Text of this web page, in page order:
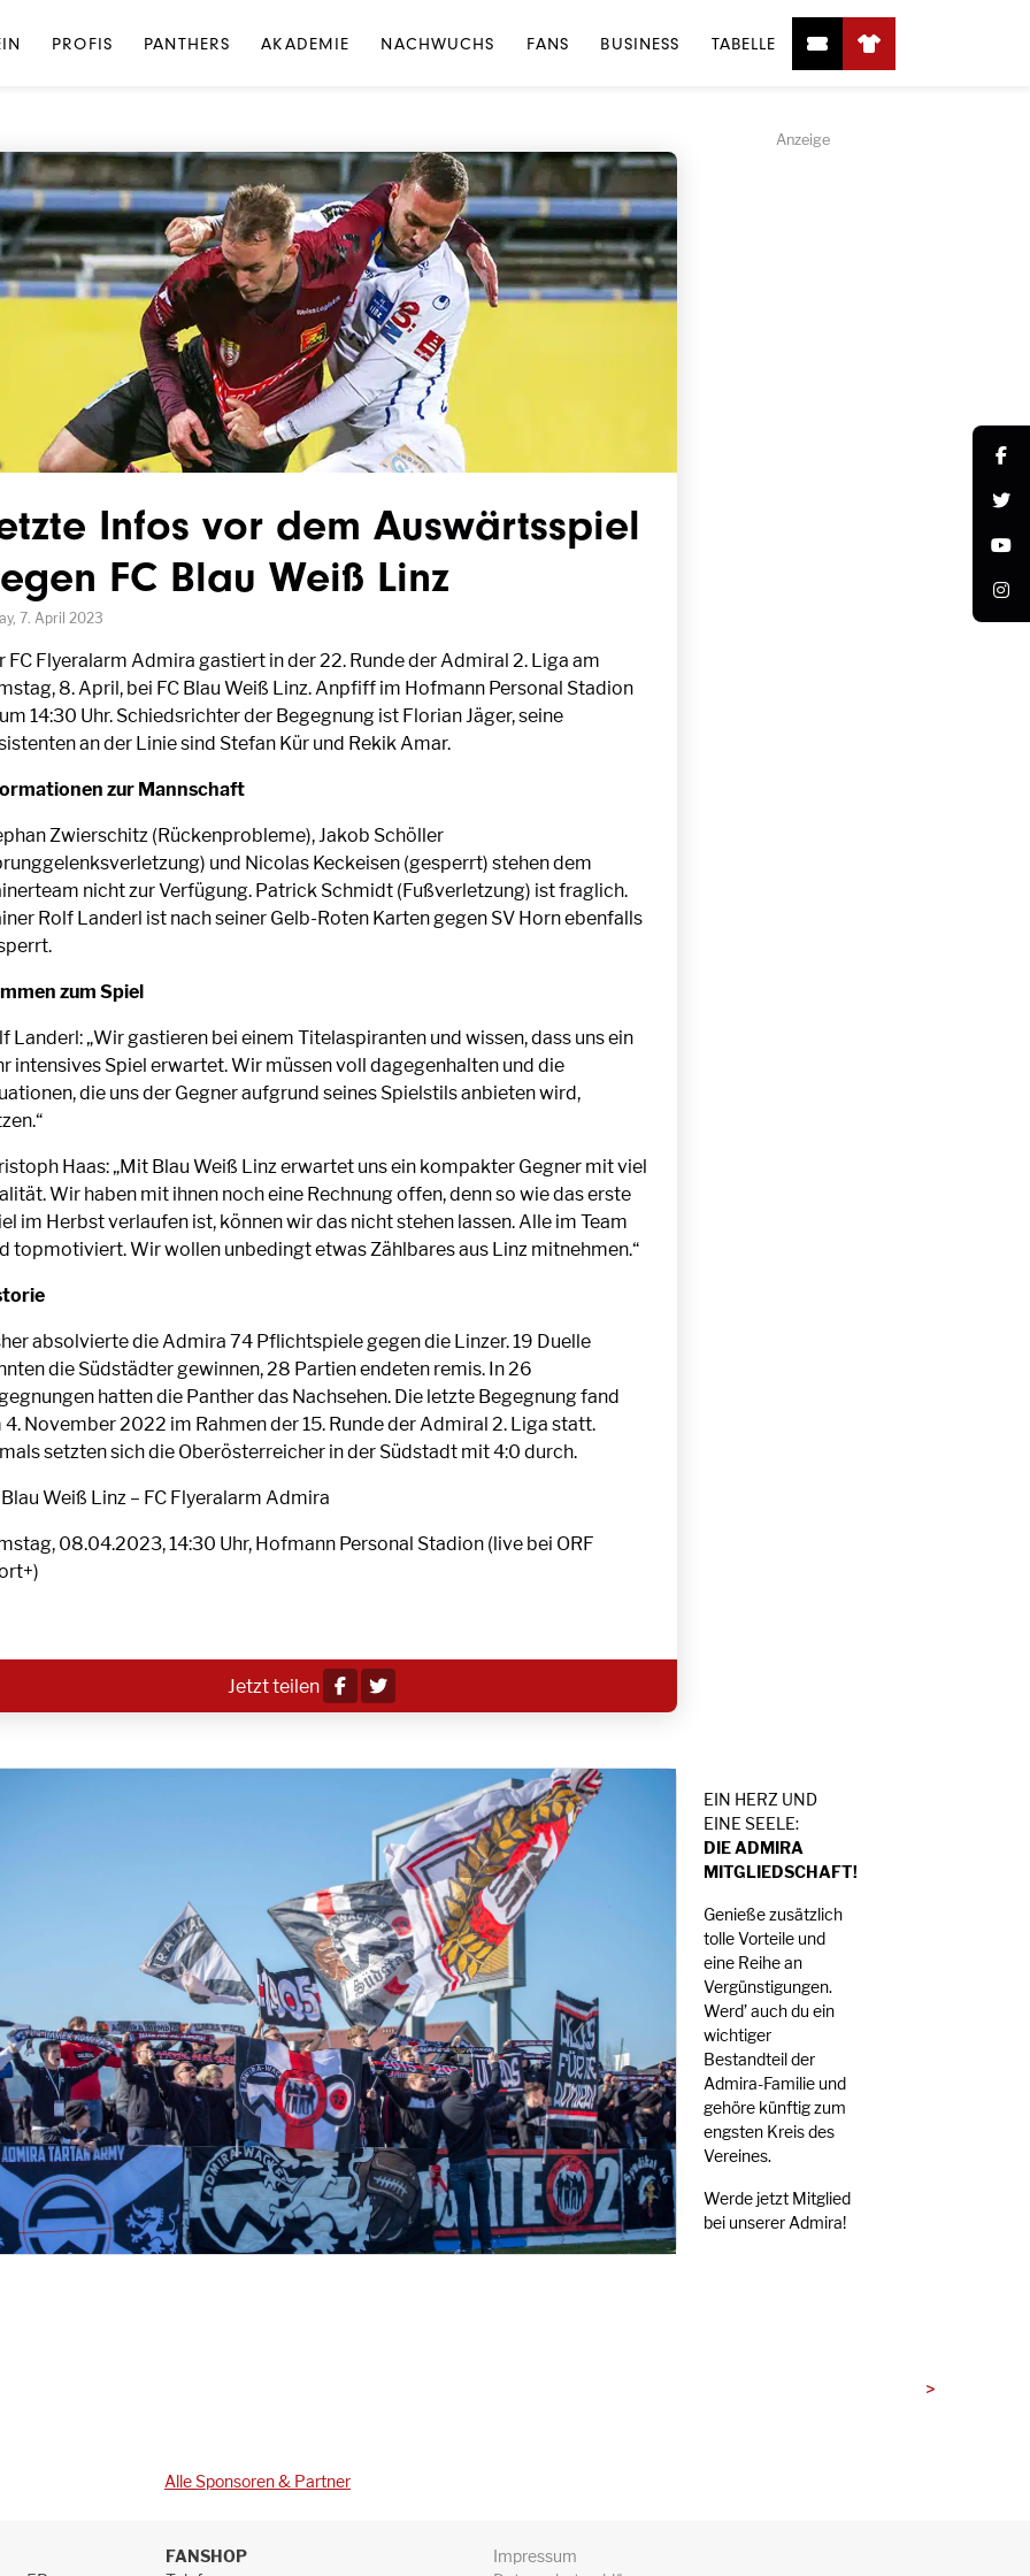
PROFIS PANTHERS AKADEMIE NACHWUCHS FANS BUSINESS TABELLE
Infos vor dem Auswärtsspiel
FC Blau Weiß Linz
7. April 2023
FC Flyeralarm Admira gastiert in der 22. Runde der Admiral 2. Liga am
8. April, bei FC Blau Weiß Linz. Anpfiff im Hofmann Personal Stadion
14:30 Uhr. Schiedsrichter der Begegnung ist Florian Jäger, seine
an der Linie sind Stefan Kür und Rekik Amar.
zur Mannschaft
Zwierschitz (Rückenprobleme), Jakob Schöller
und Nicolas Keckeisen (gesperrt) stehen dem
nicht zur Verfügung. Patrick Schmidt (Fußverletzung) ist fraglich.
Rolf Landerl ist nach seiner Gelb-Roten Karten gegen SV Horn ebenfalls
zum Spiel
Landerl: „Wir gastieren bei einem Titelaspiranten und wissen, dass uns ein
intensives Spiel erwartet. Wir müssen voll dagegenhalten und die
die uns der Gegner aufgrund seines Spielstils anbieten wird,
Haas: „Mit Blau Weiß Linz erwartet uns ein kompakter Gegner mit viel
Wir haben mit ihnen noch eine Rechnung offen, denn so wie das erste
im Herbst verlaufen ist, können wir das nicht stehen lassen. Alle im Team
topmotiviert. Wir wollen unbedingt etwas Zählbares aus Linz mitnehmen.“
absolvierte die Admira 74 Pflichtspiele gegen die Linzer. 19 Duelle
die Südstädter gewinnen, 28 Partien endeten remis. In 26
hatten die Panther das Nachsehen. Die letzte Begegnung fand
4. November 2022 im Rahmen der 15. Runde der Admiral 2. Liga statt.
setzten sich die Oberösterreicher in der Südstadt mit 4:0 durch.
Blau Weiß Linz – FC Flyeralarm Admira
08.04.2023, 14:30 Uhr, Hofmann Personal Stadion (live bei ORF
Jetzt teilen
EIN HERZ UND
EINE SEELE:
DIE ADMIRA
MITGLIEDSCHAFT!
Genieße zusätzlich
tolle Vorteile und
eine Reihe an
Vergünstigungen.
Werd’ auch du ein
wichtiger
Bestandteil der
Admira-Familie und
gehöre künftig zum
engsten Kreis des
Vereines.
Werde jetzt Mitglied
bei unserer Admira!
Anzeige
>
Alle Sponsoren & Partner
FANSHOP
Impressum